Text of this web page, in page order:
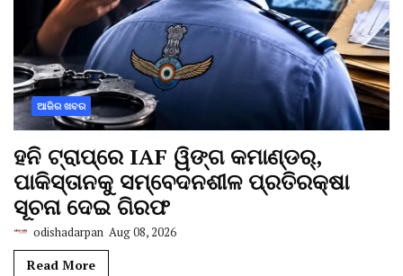
ଆଜିର ଖବର
ହନି ଟ୍ରାପ୍‌ରେ IAF ୱିଙ୍ଗ କମାଣ୍ଡର୍,
ପାକିସ୍ତାନକୁ ସମ୍ବେଦନଶୀଳ ପ୍ରତିରକ୍ଷା
ସୂଚନା ଦେଇ ଗିରଫ
odishadarpan Aug 08, 2026
Read More